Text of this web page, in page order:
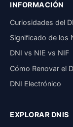
INFORMACIÓN
Curiosidades del
Significado de los
DNI vs NIE vs NIF
Cómo Renovar el
DNI Electrónico
EXPLORAR DNIS